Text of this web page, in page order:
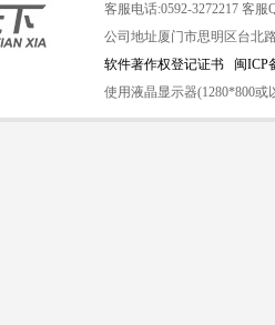
客服电话:0592-3272217 客服
公司地址厦门市思明区台北
软件著作权登记证书
闽ICP
使用液晶显示器(1280*800